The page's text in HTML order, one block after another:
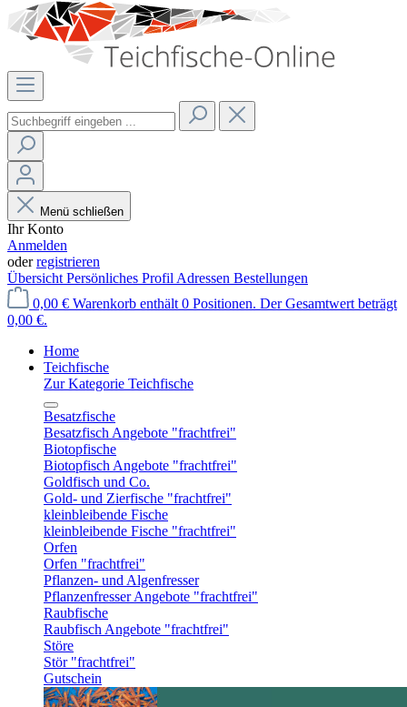
Menü schließen
Ihr Konto
Anmelden
oderregistrieren
Übersicht Persönliches Profil Adressen Bestellungen
0,00 € Warenkorb enthält 0 Positionen. Der Gesamtwert beträgt
0,00 €.
Home
Teichfische
Zur Kategorie Teichfische
Besatzfische
Besatzfisch Angebote "frachtfrei"
Biotopfische
Biotopfisch Angebote "frachtfrei"
Goldfisch und Co.
Gold- und Zierfische "frachtfrei"
kleinbleibende Fische
kleinbleibende Fische "frachtfrei"
Orfen
Orfen "frachtfrei"
Pflanzen- und Algenfresser
Pflanzenfresser Angebote "frachtfrei"
Raubfische
Raubfisch Angebote "frachtfrei"
Störe
Stör "frachtfrei"
Gutschein